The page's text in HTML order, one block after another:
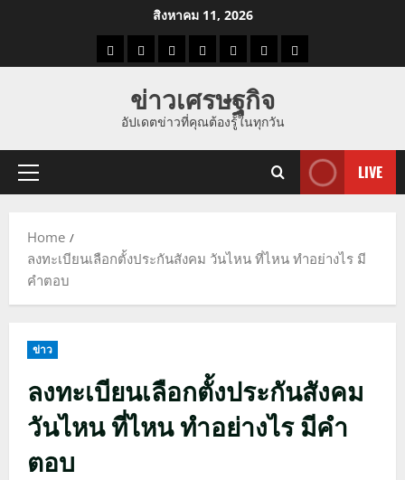
สิงหาคม 11, 2026
ราคาแนว
ราคา
ทอง
ข่าว
นี้
ข่าว
ดูด
ที่
ผู้ชาย
ข่าวเศรษฐกิจ
อัปเดตข่าวที่คุณต้องรู้ในทุกวัน
Primary
LIVE
Home
ลงทะเบียนเลือกตั้งประกันสังคม วันไหน ที่ไหน ทำอย่างไร มี
คำตอบ
ข่าว
ลงทะเบียนเลือกตั้งประกันสังคม
วันไหน ที่ไหน ทำอย่างไร มีคำ
ตอบ